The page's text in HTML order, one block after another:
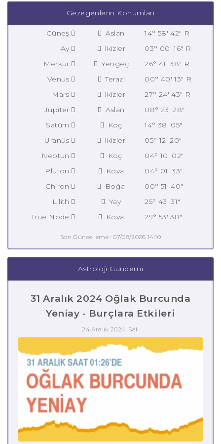
Gezegenlerin Konumları
Güneş Aslan
14° 58' 42" R
Ay
İkizler
03° 00' 16" R
Merkür
Yengeç
26° 41' 38" R
Venüs
Terazi
00° 40' 13" R
Mars
İkizler
27° 24' 43" R
Jüpiter
Aslan
08° 23' 28"
Satürn
Koç
14° 38' 05"
Uranüs
İkizler
05° 12' 20"
Neptün
Koç
04° 10' 02"
Plüton
Kova
04° 01' 33"
Chiron
Boğa
00° 51' 40"
Lilith
Yay
25° 43' 31"
True Node
Kova 29° 53' 38"
Son Güncelleme : 07/08/2026 14:10
Astroloji Gündemi
31 Aralık 2024 Oğlak Burcunda
Yeniay - Burçlara Etkileri
24 Aralık 2024, Salı